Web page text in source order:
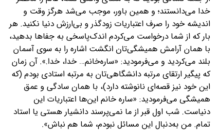
خدا می‌دانستند؛ و همین باور، موجب می‌شد هرگز وقت و
اندیشه خود را صرف اعتباریات زودگذر و بی‌ارزش دنیا نکنید. هر
بار که از شما درخواست می‌کردم اندک‌پاسخی به جفاها بدهید،
با همان آرامش همیشگی‌تان انگشت اشاره را به سوی آسمان
بلند می‌کردید و می‌فرمودید: «ساره‌خانم… خدا، خدا.». آن زمان
که پیگیر ارتقای مرتبه دانشگاهی‌تان به مرتبه استادی بودم (که
این خود نیز قصه‌ای نانوشته دارد)، با همان سادگی و عمق
همیشگی می‌فرمودید: «ساره خانم این‌ها اعتباریات این
دنیاست. شب اول قبر از ما نمی‌پرسند دانشیار هستی یا استاد
تمام. من به‌دنبال این مسائل نبودم، شما هم نباش».